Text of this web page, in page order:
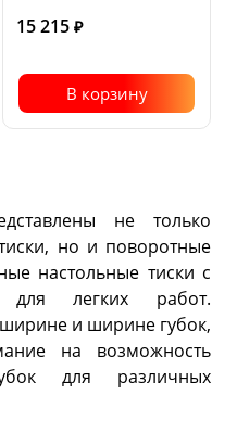
15 215 ₽
В корзину
не только
но и поворотные
настольные тиски с
для легких работ.
и ширине губок,
на возможность
для различных